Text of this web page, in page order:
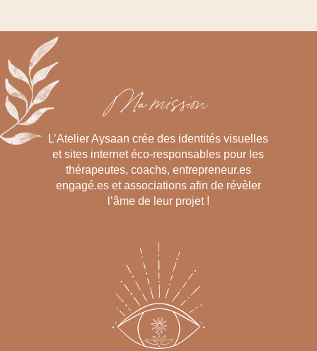
Ma mission
L’Atelier Aysaan crée des identités visuelles
et sites internet éco-responsables pour les
thérapeutes, coachs, entrepreneur.es
engagé.es et associations afin de révèler
l’âme de leur projet !